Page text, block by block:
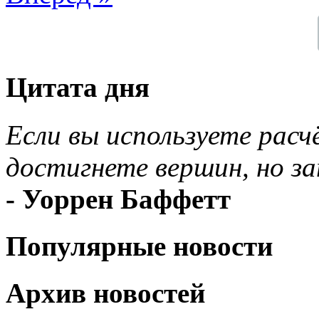
Цитата дня
Если вы используете
достигнете вершин, но
- Уоррен Баффетт
Популярные новости
Архив новостей